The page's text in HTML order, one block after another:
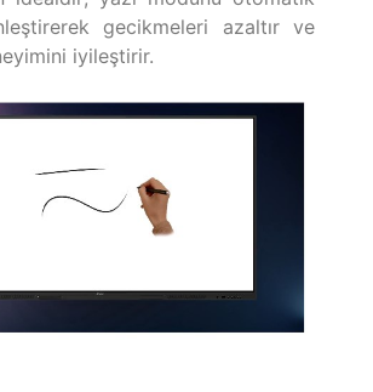
gecikmeleri azaltır ve
iyileştirir.